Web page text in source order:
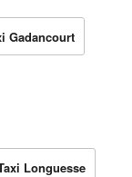
Gadancourt
Longuesse